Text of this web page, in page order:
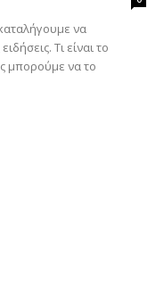
να
Τι είναι το
μπορούμε να το